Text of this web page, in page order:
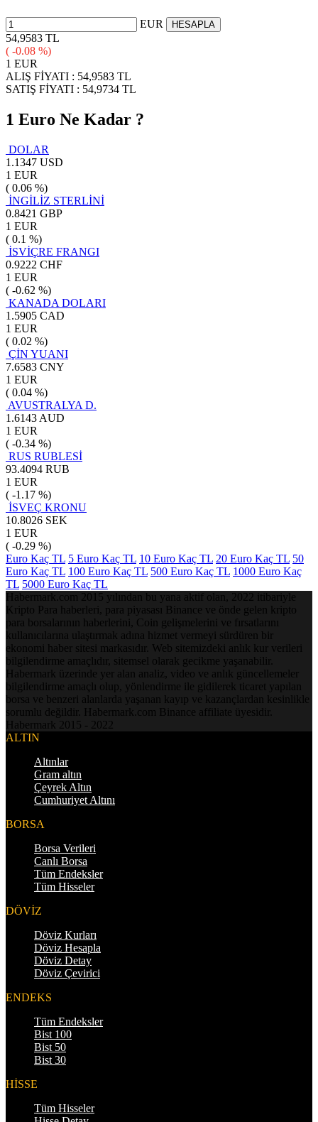
EUR HESAPLA
54,9583 TL
( -0.08 %)
1 EUR
ALIŞ FİYATI : 54,9583 TL
SATIŞ FİYATI : 54,9734 TL
1 Euro Ne Kadar ?
DOLAR
1.1347 USD
1 EUR
( 0.06 %)
İNGİLİZ STERLİNİ
0.8421 GBP
1 EUR
( 0.1 %)
İSVİÇRE FRANGI
0.9222 CHF
1 EUR
( -0.62 %)
KANADA DOLARI
1.5905 CAD
1 EUR
( 0.02 %)
ÇİN YUANI
7.6583 CNY
1 EUR
( 0.04 %)
AVUSTRALYA D.
1.6143 AUD
1 EUR
( -0.34 %)
RUS RUBLESİ
93.4094 RUB
1 EUR
( -1.17 %)
İSVEÇ KRONU
10.8026 SEK
1 EUR
( -0.29 %)
Euro Kaç TL 5 Euro Kaç TL 10 Euro Kaç TL 20 Euro Kaç TL 50
Euro Kaç TL 100 Euro Kaç TL 500 Euro Kaç TL 1000 Euro Kaç
TL 5000 Euro Kaç TL
Habermark.com 2015 yılından bu yana aktif olan, 2022 itibariyle
Kripto Para haberleri, para piyasası Binance ve önde gelen kripto
para borsalarının haberlerini, Coin gelişmelerini ve fırsatlarını
kullanıcılarına ulaştırmak adına hizmet vermeyi sürdüren bir
ekonomi haber sitesi markasıdır. Web sitemizdeki anlık kur verileri
bilgilendirme amaçlıdır, sitemsel olarak gecikme yaşanabilir.
Habermark üzerinde yer alan analiz, video ve anlık güncellemeler
bilgilendirme amaçlı olup, yönlendirme ile gidilerek ticaret yapılan
borsa ve benzeri alanlarda yaşanan kayıp ve kazançlardan kesinlikle
sorumlu değildir. Habermark.com Binance affiliate üyesidir.
Habermark 2015 - 2022
ALTIN
Altınlar
Gram altın
Çeyrek Altın
Cumhuriyet Altını
BORSA
Borsa Verileri
Canlı Borsa
Tüm Endeksler
Tüm Hisseler
DÖVİZ
Döviz Kurları
Döviz Hesapla
Döviz Detay
Döviz Çevirici
ENDEKS
Tüm Endeksler
Bist 100
Bist 50
Bist 30
HİSSE
Tüm Hisseler